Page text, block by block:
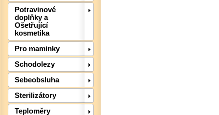
Potravinové
doplňky a
Ošetřující
kosmetika
Pro maminky
Schodolezy
Sebeobsluha
Sterilizátory
Teploměry